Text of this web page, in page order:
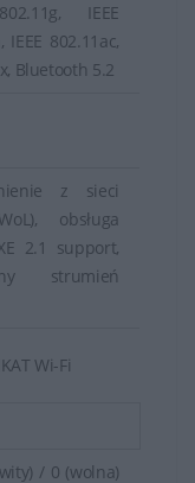
IEEE
IEEE 802.11ac,
Bluetooth 5.2
z sieci
obsługa
2.1 support,
strumień
Wi-Fi
/ 0 (wolna)